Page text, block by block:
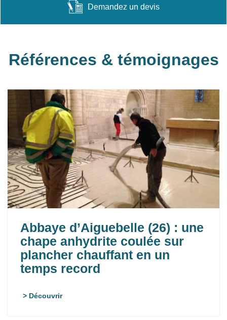
Demandez un devis
Références & témoignages
Abbaye d’Aiguebelle (26) : une
chape anhydrite coulée sur
plancher chauffant en un
temps record
> Découvrir